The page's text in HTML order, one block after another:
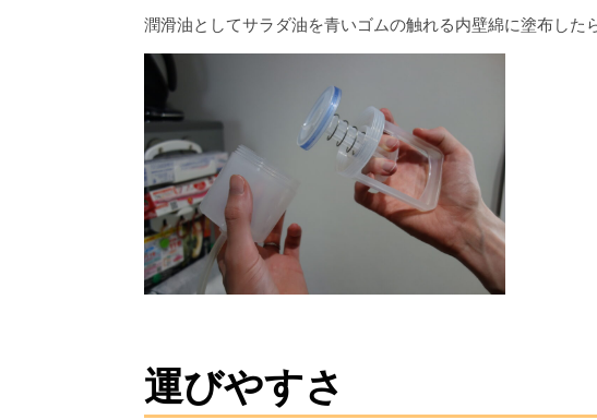
潤滑油としてサラダ油を青いゴムの触れる内壁綿に塗布した
運びやすさ